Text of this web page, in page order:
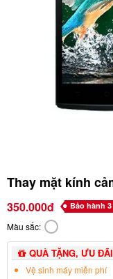
Thay mặt kính
350.000đ Bảo hành
Màu sắc:
QUÀ TẶNG, ƯU ĐÃI
Vệ sinh máy miễn phí